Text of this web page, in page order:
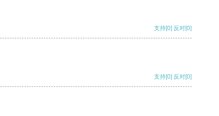
支持[0] 反对[0]
支持[0] 反对[0]